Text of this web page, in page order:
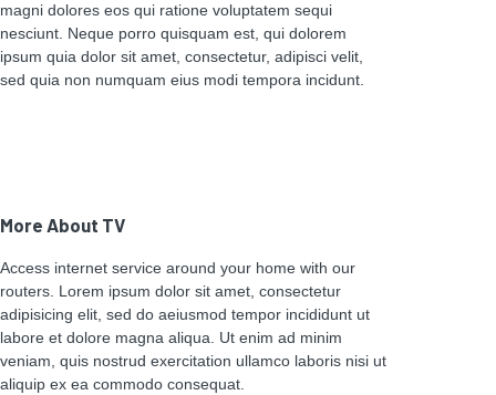
magni dolores eos qui ratione voluptatem sequi
nesciunt. Neque porro quisquam est, qui dolorem
ipsum quia dolor sit amet, consectetur, adipisci velit,
sed quia non numquam eius modi tempora incidunt.
More About TV
Access internet service around your home with our
routers. Lorem ipsum dolor sit amet, consectetur
adipisicing elit, sed do aeiusmod tempor incididunt ut
labore et dolore magna aliqua. Ut enim ad minim
veniam, quis nostrud exercitation ullamco laboris nisi ut
aliquip ex ea commodo consequat.